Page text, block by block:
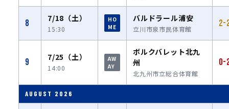
8 7/18（土）
15:30
HO
ME
バルドラール浦安
立川市泉市民体育館
2-
9 7/25（土）
14:00
AW
AY
ボルクバレット北九
州
北九州市立総合体育館
0-
AUGUST 2026